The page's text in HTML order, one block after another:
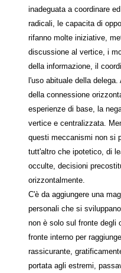
inadeguata a coordinare
radicali, le capacita di
rifanno molte iniziative,
discussione al vertice, i
della informazione, il
l'uso abituale della
della connessione
esperienze di base, la
vertice e centralizzata.
questi meccanismi non si
tutt'altro che ipotetico, di
occulte, decisioni
orizzontalmente.
C'è da aggiungere una
personali che si
non è solo sul fronte degli
fronte interno per
rassicurante,
portata agli estremi,